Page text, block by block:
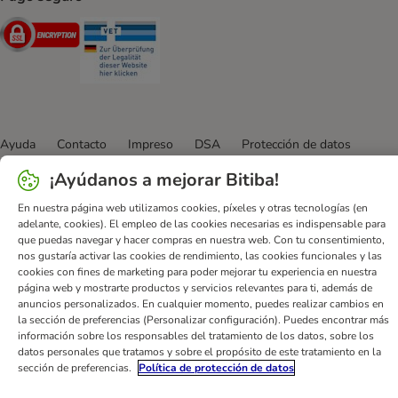
Security
Ayuda Contacto Impreso DSA
Protección de datos
Condiciones comerciales generales
Declaración de accesibilidad
Newsletter
Gastos de envío y plazos de entrega
Formas de pago
Formulario de desistimiento
Programa de fidelización
App bitiba
Programa de afiliados
Gestión de residuos
bitiba GmbH 2026
¡Ayúdanos a mejorar Bitiba!
En nuestra página web utilizamos cookies, píxeles y otras tecnologías (en
adelante, cookies). El empleo de las cookies necesarias es indispensable para
que puedas navegar y hacer compras en nuestra web. Con tu consentimiento,
nos gustaría activar las cookies de rendimiento, las cookies funcionales y las
cookies con fines de marketing para poder mejorar tu experiencia en nuestra
página web y mostrarte productos y servicios relevantes para ti, además de
anuncios personalizados. En cualquier momento, puedes realizar cambios en
la sección de preferencias (Personalizar configuración). Puedes encontrar más
información sobre los responsables del tratamiento de los datos, sobre los
datos personales que tratamos y sobre el propósito de este tratamiento en la
sección de preferencias.
Política de protección de datos